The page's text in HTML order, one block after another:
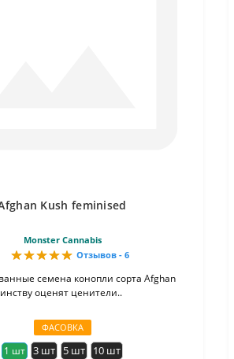
Kush feminised
Monster Cannabis
Отзывов - 6
семена конопли сорта Afghan
оценят ценители..
ФАСОВКА
1 шт 3 шт 5 шт 10 шт